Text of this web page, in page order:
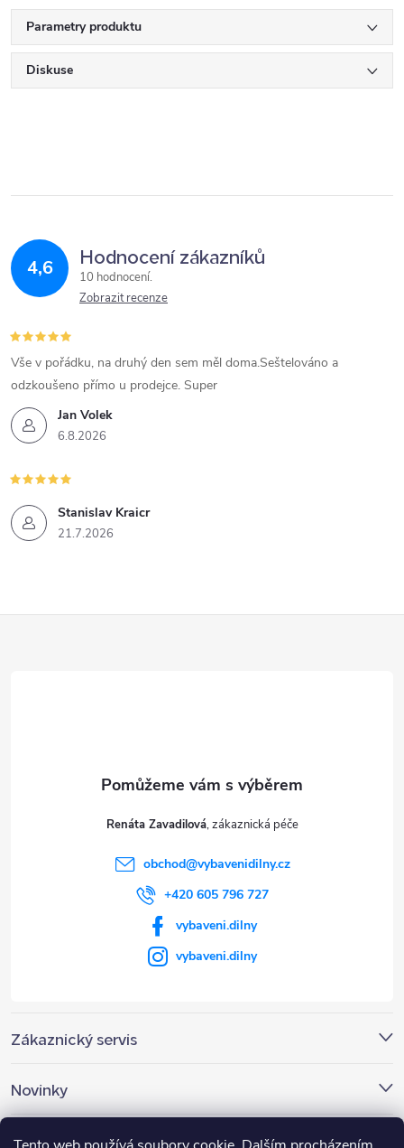
Parametry produktu
Diskuse
4,6 Hodnocení zákazníků
10 hodnocení
Zobrazit recenze
Jan Volek
6.8.2026
Vše v pořádku, na druhý den sem měl doma.Seštelováno a
odzkoušeno přímo u prodejce. Super
Stanislav Kraicr
21.7.2026
Zákaznický servis
Novinky
Nákupní košík
Renáta Zavadilová
obchod@vybavenidilny.cz
+420 605 796 727
vybaveni.dilny
vybaveni.dilny